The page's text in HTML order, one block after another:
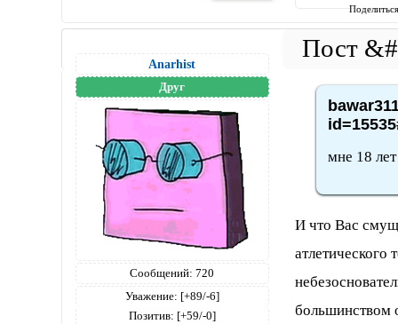
Anarhist
Друг
Сообщений: 720
Уважение: [+89/-6]
Позитив: [+59/-0]
мне 18
И что Вас
большинством